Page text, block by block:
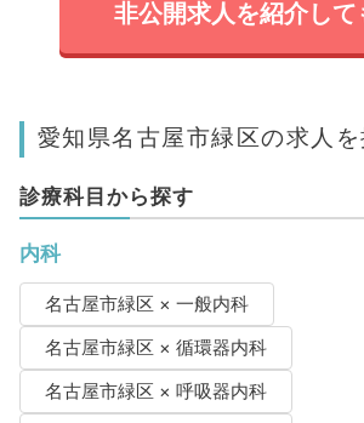
非公開求人を紹介して
愛知県名古屋市緑区の求人
診療科目から探す
内科
名古屋市緑区 × 一般内科
名古屋市緑区 × 循環器内科
名古屋市緑区 × 呼吸器内科